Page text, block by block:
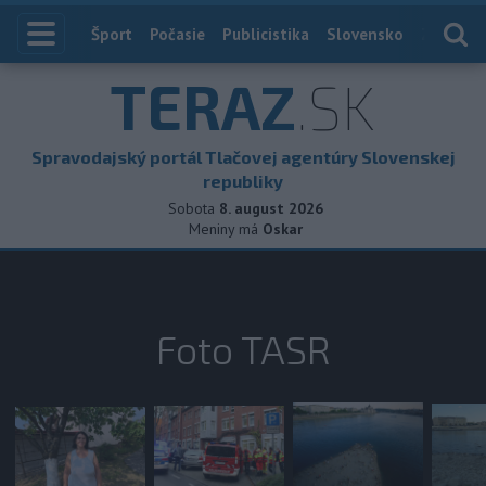
Index
Šport Počasie Publicistika Slovensko
TERAZ.SK
Spravodajský portál Tlačovej agentúry Slovenskej
republiky
Sobota 8. august 2026
Meniny má Oskar
Foto TASR